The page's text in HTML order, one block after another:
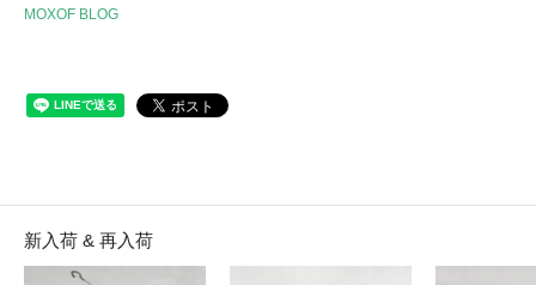
MOXOF BLOG
新入荷 & 再入荷